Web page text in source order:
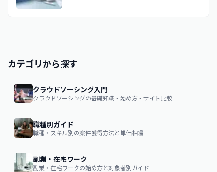
カテゴリから探す
クラウドソーシング入門
クラウドソーシングの基礎知識・始め方・サイト比較
職種別ガイド
職種・スキル別の案件獲得方法と単価相場
副業・在宅ワーク
副業・在宅ワークの始め方と対象者別ガイド